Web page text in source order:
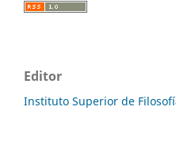
Editor
Instituto Superior de